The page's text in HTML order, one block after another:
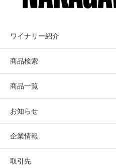
レアム・ムーンレーサー・エステート
ワイナリー紹介
商品検索
商品一覧
お知らせ
企業情報
取引先